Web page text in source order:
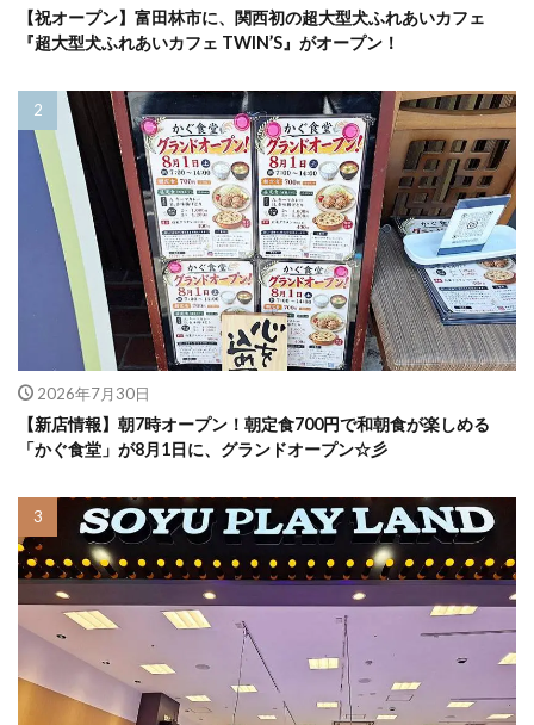
【祝オープン】富田林市に、関西初の超大型犬ふれあいカフェ
『超大型犬ふれあいカフェ TWIN’S』がオープン！
2026年7月30日
【新店情報】朝7時オープン！朝定食700円で和朝食が楽しめる
「かぐ食堂」が8月1日に、グランドオープン☆彡